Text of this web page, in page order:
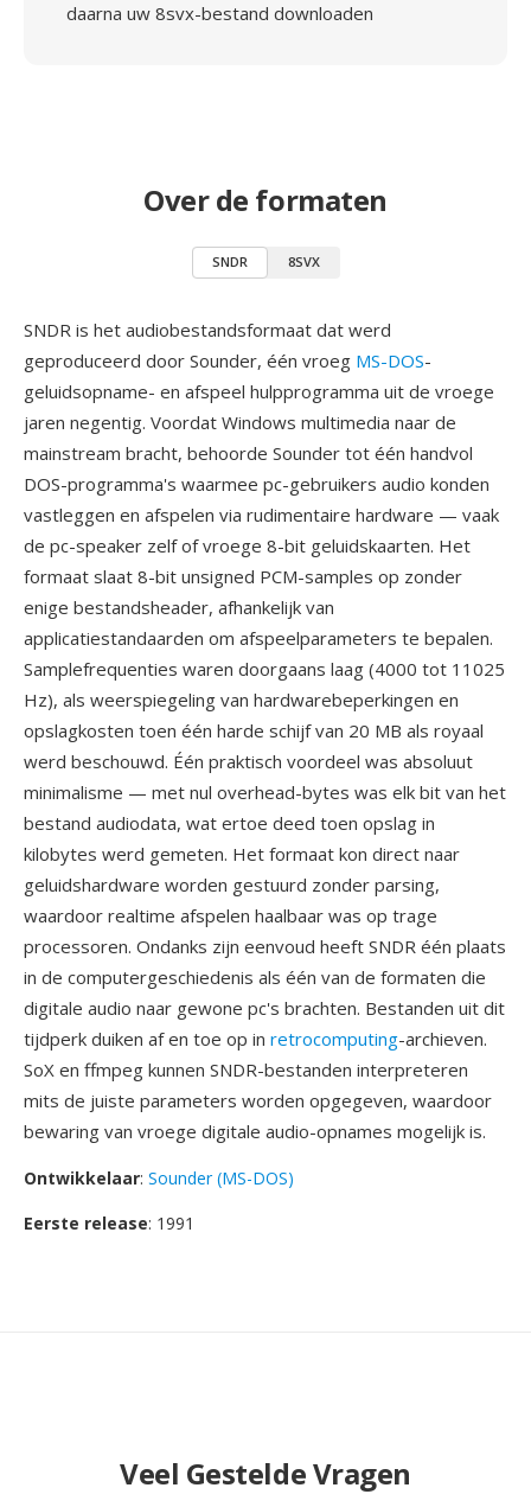
daarna uw 8svx-bestand downloaden
Over de formaten
SNDR 8SVX
SNDR is het audiobestandsformaat dat werd
geproduceerd door Sounder, één vroeg MS-DOS-
geluidsopname- en afspeel hulpprogramma uit de vroege
jaren negentig. Voordat Windows multimedia naar de
mainstream bracht, behoorde Sounder tot één handvol
DOS-programma's waarmee pc-gebruikers audio konden
vastleggen en afspelen via rudimentaire hardware — vaak
de pc-speaker zelf of vroege 8-bit geluidskaarten. Het
formaat slaat 8-bit unsigned PCM-samples op zonder
enige bestandsheader, afhankelijk van
applicatiestandaarden om afspeelparameters te bepalen.
Samplefrequenties waren doorgaans laag (4000 tot 11025
Hz), als weerspiegeling van hardwarebeperkingen en
opslagkosten toen één harde schijf van 20 MB als royaal
werd beschouwd. Één praktisch voordeel was absoluut
minimalisme — met nul overhead-bytes was elk bit van het
bestand audiodata, wat ertoe deed toen opslag in
kilobytes werd gemeten. Het formaat kon direct naar
geluidshardware worden gestuurd zonder parsing,
waardoor realtime afspelen haalbaar was op trage
processoren. Ondanks zijn eenvoud heeft SNDR één plaats
in de computergeschiedenis als één van de formaten die
digitale audio naar gewone pc's brachten. Bestanden uit dit
tijdperk duiken af en toe op in retrocomputing-archieven.
SoX en ffmpeg kunnen SNDR-bestanden interpreteren
mits de juiste parameters worden opgegeven, waardoor
bewaring van vroege digitale audio-opnames mogelijk is.
Ontwikkelaar: Sounder (MS-DOS)
Eerste release: 1991
Veel Gestelde Vragen